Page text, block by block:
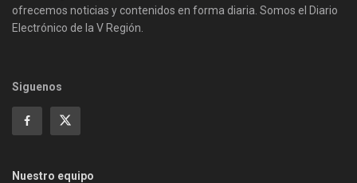
ofrecemos noticias y contenidos en forma diaria. Somos el Diario
Electrónico de la V Región.
Siguenos
Nuestro equipo